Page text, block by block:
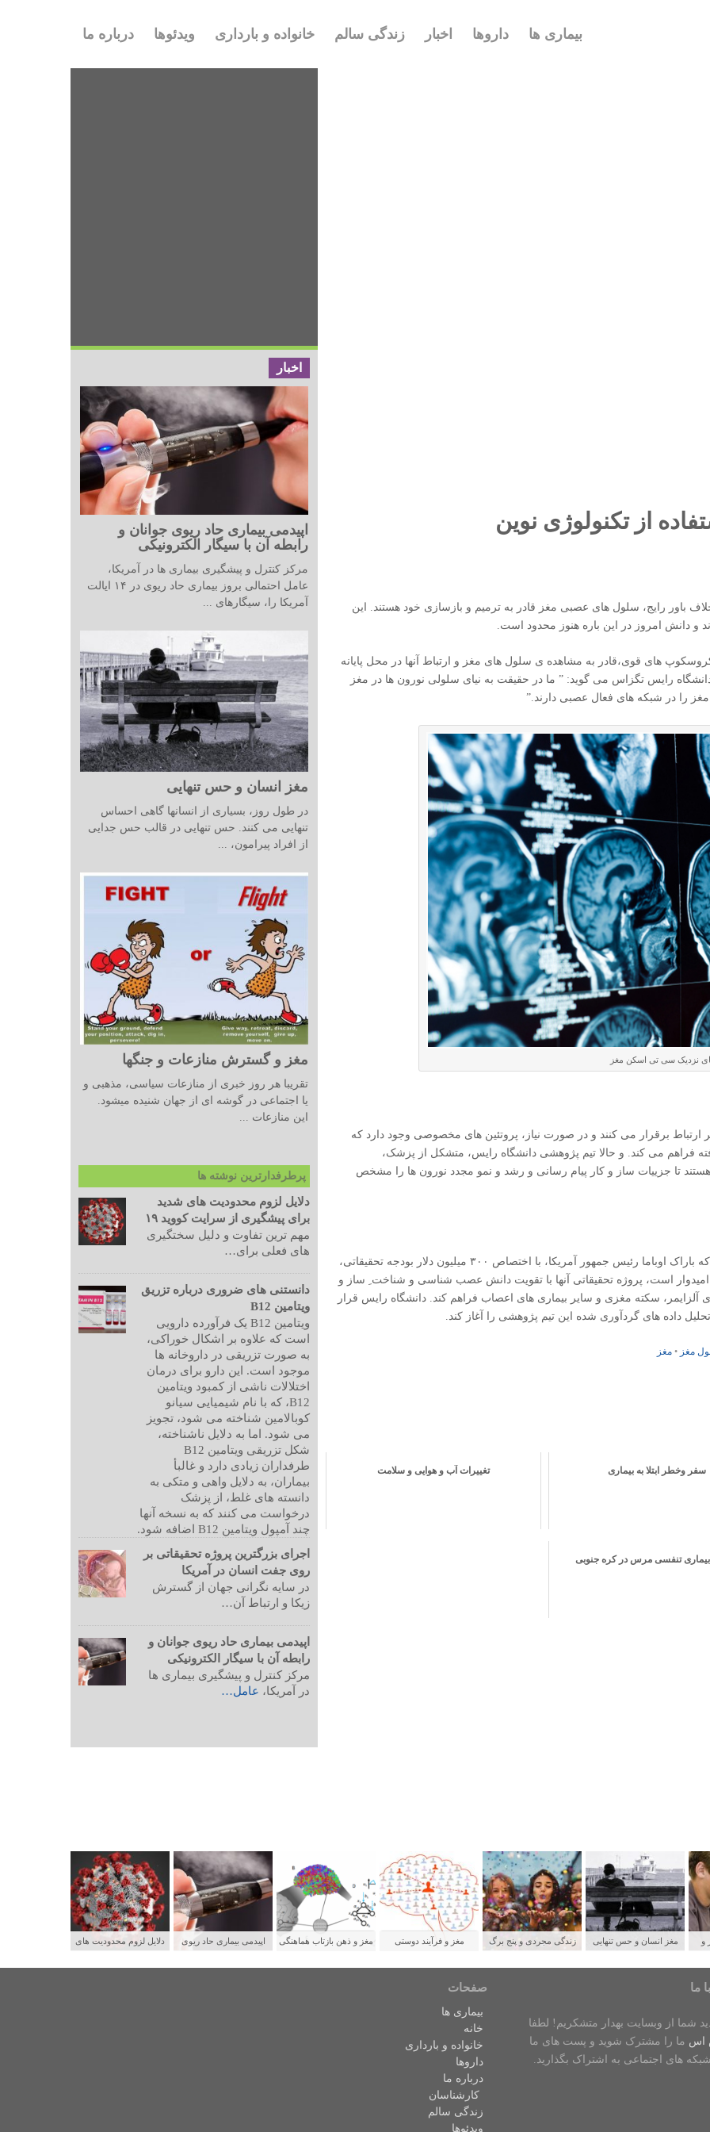
بیماری ها داروها اخبار زندگی سالم خانواده و بارداری ویدئوها درباره ما
از تکنولوژی نوین
باور رایج، سلول های عصبی مغز قادر به ترمیم و بازسازی خود هستند. این
و دانش امروز در این باره هنوز محدود است.
های قوی،قادر به مشاهده ی سلول های مغز و ارتباط آنها در محل پایانه
رایس تگزاس می گوید: ” ما در حقیقت به نیای سلولی نورون ها در مغز
را در شبکه های فعال عصبی دارند.”
نزدیک سی تی اسکن مغز
ارتباط برقرار می کنند و در صورت نیاز، پروتئین های مخصوصی وجود دارد که
فراهم می کند. و حالا تیم پژوهشی دانشگاه رایس، متشکل از پزشک،
تا جزییات ساز و کار پیام رسانی و رشد و نمو مجدد نورون ها را مشخص
پژوهش دانشگاه رایس، یکی از پروژه های نهاد پیشگامی است که باراک اوباما رئیس جمهور آمریکا، با اختصاص ۳۰۰ میلیون دلار بودجه تحقیقاتی،
امیدوار است، پروژه تحقیقاتی آنها با تقویت دانش عصب شناسی و شناخت ِ ساز و
سکته مغزی و سایر بیماری های اعصاب فراهم کند. دانشگاه رایس قرار
داده های گردآوری شده این تیم پژوهشی را آغاز کند.
مغز • مغز
سفر وخطر ابتلا به بیماری تغییرات آب و هوایی و سلامت
بیماری تنفسی مرس در کره جنوبی
اخبار
اپیدمی بیماری حاد ریوی جوانان و
رابطه آن با سیگار الکترونیکی
مرکز کنترل و پیشگیری بیماری ها در آمریکا،
عامل احتمالی بروز بیماری حاد ریوی در ۱۴ ایالت
آمریکا را، سیگارهای ...
مغز انسان و حس تنهایی
در طول روز، بسیاری از انسانها گاهی احساس
تنهایی می کنند. حس تنهایی در قالب حس جدایی
از افراد پیرامون، ...
مغز و گسترش منازعات و جنگها
تقریبا هر روز خبری از منازعات سیاسی، مذهبی و
یا اجتماعی در گوشه ای از جهان شنیده میشود.
این منازعات ...
پرطرفدارترین نوشته ها
دلایل لزوم محدودیت های شدید
برای پیشگیری از سرایت کووید ۱۹
مهم ترین تفاوت و دلیل سختگیری
های فعلی برای…
دانستنی های ضروری درباره تزریق
ویتامین B12
ویتامین B12 یک فرآورده دارویی
است که علاوه بر اشکال خوراکی،
به صورت تزریقی در داروخانه ها
موجود است. این دارو برای درمان
اختلالات ناشی از کمبود ویتامین
B12، که با نام شیمیایی سیانو
کوبالامین شناخته می شود، تجویز
می شود. اما به دلایل ناشناخته،
شکل تزریقی ویتامین B12
طرفداران زیادی دارد و غالبأ
بیماران، به دلایل واهی و متکی به
دانسته های غلط، از پزشک
درخواست می کنند که به نسخه آنها
چند آمپول ویتامین B12 اضافه شود.
اجرای بزرگترین پروژه تحقیقاتی بر
روی جفت انسان در آمریکا
در سایه نگرانی جهان از گسترش
زیکا و ارتباط آن…
اپیدمی بیماری حاد ریوی جوانان و
رابطه آن با سیگار الکترونیکی
مرکز کنترل و پیشگیری بیماری ها
در آمریکا، عامل…
دلایل لزوم محدودیت های
اپیدمی بیماری حاد ریوی
مغز و ذهن بازتاب هماهنگی
مغز و فرآیند دوستی
زندگی مجردی و پنج برگ
مغز انسان و حس تنهایی
و
ما
شما از وبسایت بهدار متشکریم! لطفا
اس ما را مشترک شوید و پست های ما
های اجتماعی به اشتراک بگذارید.
صفحات
بیماری ها
خانه
خانواده و بارداری
داروها
درباره ما
کارشناسان
زندگی سالم
ویدئوها